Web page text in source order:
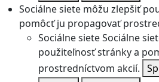
Sociálne siete môžu zlepšiť
pomôcť ju propagovať
Sociálne sieteSociálne
použiteľnosť stránky a
prostredníctvom akcií.